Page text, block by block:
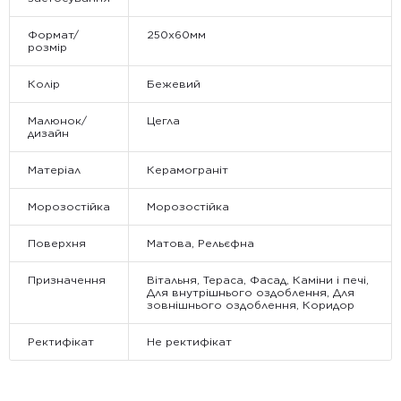
Формат/
розмір
250x60мм
Колір Бежевий
Малюнок/
дизайн
Цегла
Матеріал Керамограніт
Морозостійка Морозостійка
Поверхня Матова, Рельєфна
Призначення
Вітальня, Тераса, Фасад, Каміни і печі,
Для внутрішнього оздоблення, Для
зовнішнього оздоблення, Коридор
Ректифікат Не ректифікат